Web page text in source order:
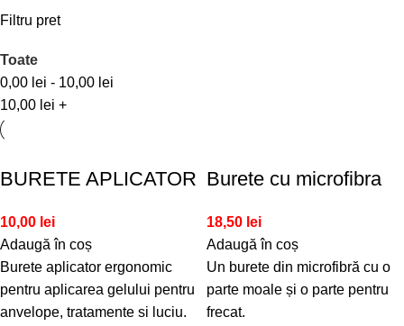
Filtru pret
Toate
0,00 lei - 10,00 lei
10,00 lei +
BURETE APLICATOR
10,00 lei
Adaugă în coș
Burete aplicator ergonomic
pentru aplicarea gelului pentru
anvelope, tratamente si luciu.
Burete cu microfibra
18,50 lei
Adaugă în coș
Un burete din microfibră cu o
parte moale și o parte pentru
frecat.